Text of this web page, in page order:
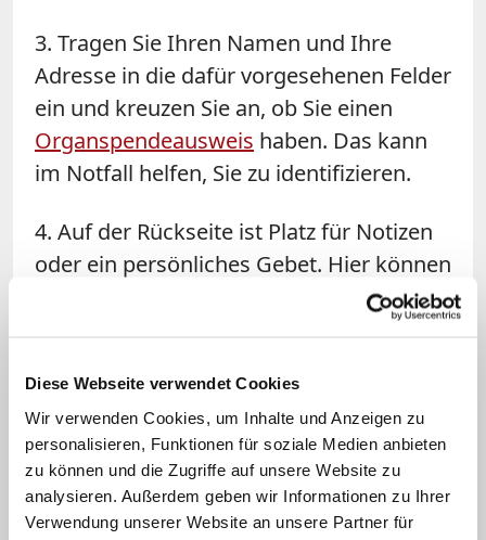
Diese Webseite verwendet Cookies
Wir verwenden Cookies, um Inhalte und Anzeigen zu
personalisieren, Funktionen für soziale Medien anbieten
zu können und die Zugriffe auf unsere Website zu
analysieren. Außerdem geben wir Informationen zu Ihrer
Verwendung unserer Website an unsere Partner für
3. Tragen Sie Ihren Namen und Ihre
Adresse in die dafür vorgesehenen Felder
ein und kreuzen Sie an, ob Sie einen
Organspendeausweis haben. Das kann
im Notfall helfen, Sie zu identifizieren.
4. Auf der Rückseite ist Platz für Notizen
oder ein persönliches Gebet. Hier können
Sie auch Kontaktdaten von Personen
notieren, die im Notfall benachrichtigt
5. Wenn Sie ein Laminiergerät haben,
laminieren Sie Ihre Notfallkarte. So ist sie
besser vor Abrieb geschützt.